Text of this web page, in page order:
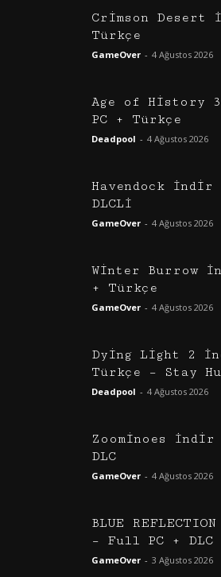
Crimson
Türkçe
GameOver - 4 Ağustos 2026
Age of History
PC + Türkçe
Deadpool - 4 Ağustos 2026
Havendock
DLCLİ
GameOver - 4 Ağustos 2026
Winter Burrow
+ Türkçe
GameOver - 4 Ağustos 2026
Dying Light 2
Türkçe – Stay
Deadpool - 4 Ağustos 2026
Zoominoes
DLC
GameOver - 4 Ağustos 2026
BLUE
– Full PC + DLC
GameOver - 3 Ağustos 2026